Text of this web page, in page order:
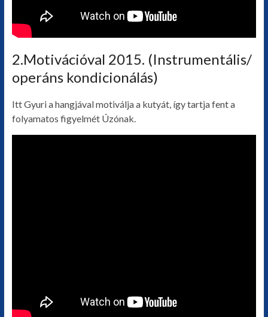
2.Motivációval 2015. (Instrumentális/
operáns kondicionálás)
Itt Gyuri a hangjával motiválja a kutyát, így tartja fent a
folyamatos figyelmét Úzónak.